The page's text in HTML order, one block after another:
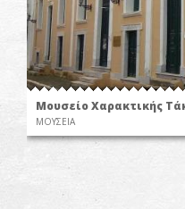
Μουσείο Χαρακτικής
ΜΟΥΣΕΙΑ